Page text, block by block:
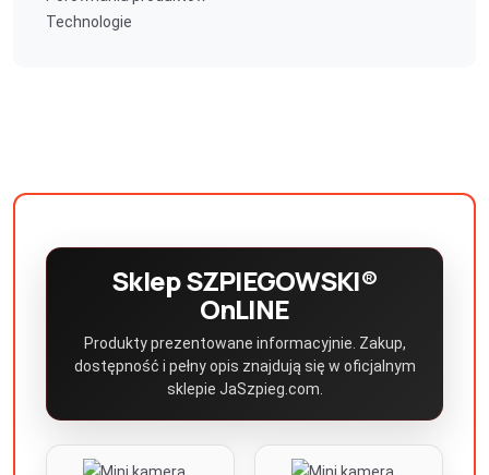
Technologie
Sklep SZPIEGOWSKI®
OnLINE
Produkty prezentowane informacyjnie. Zakup,
dostępność i pełny opis znajdują się w oficjalnym
sklepie JaSzpieg.com.